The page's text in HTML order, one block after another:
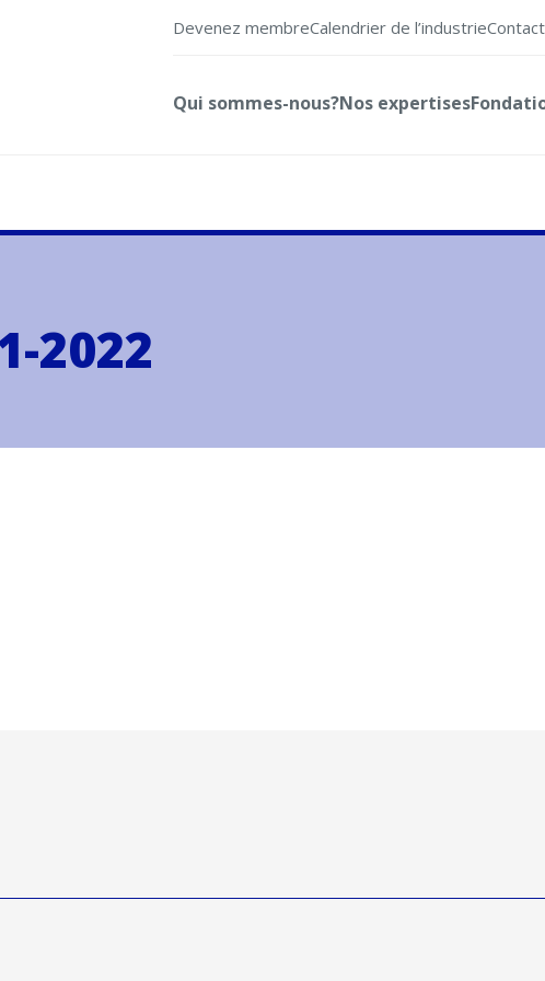
Devenez membreCalendrier de l’industrie
Qui sommes-nous?Nos expertises
2022